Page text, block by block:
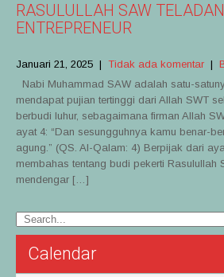
RASULULLAH SAW
ENTREPRENEUR
Januari 21, 2025 | Tidak ada komentar |
Nabi Muhammad SAW adalah satu-
mendapat pujian tertinggi dari Allah SWT
berbudi luhur, sebagaimana firman Allah
ayat 4: “Dan sesungguhnya kamu benar-
agung.” (QS. Al-Qalam: 4) Berpijak dari
membahas tentang budi pekerti Rasulullah
mendengar […]
Calendar